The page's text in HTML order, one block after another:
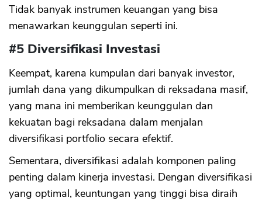
Tidak banyak instrumen keuangan yang bisa
menawarkan keunggulan seperti ini.
#5 Diversifikasi Investasi
Keempat, karena kumpulan dari banyak investor,
jumlah dana yang dikumpulkan di reksadana masif,
yang mana ini memberikan keunggulan dan
kekuatan bagi reksadana dalam menjalan
diversifikasi portfolio secara efektif.
Sementara, diversifikasi adalah komponen paling
penting dalam kinerja investasi. Dengan diversifikasi
yang optimal, keuntungan yang tinggi bisa diraih